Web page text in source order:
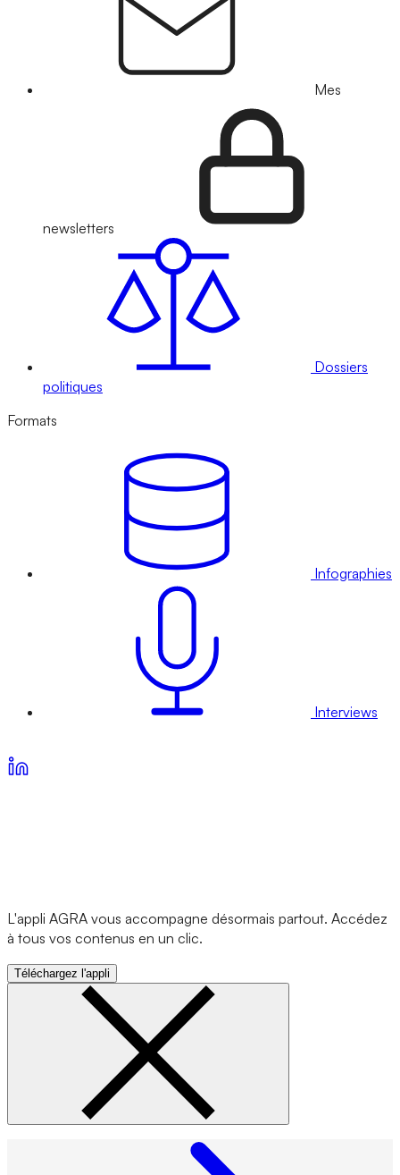
Mes
newsletters
Dossiers
politiques
Formats
Infographies
Interviews
L'appli AGRA vous accompagne désormais partout. Accédez
à tous vos contenus en un clic.
Téléchargez l'appli